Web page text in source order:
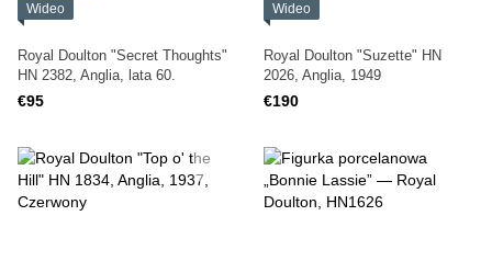
Wideo
Royal Doulton "Secret Thoughts"
HN 2382, Anglia, lata 60.
€95
Wideo
Royal Doulton "Suzette" HN
2026, Anglia, 1949
€190